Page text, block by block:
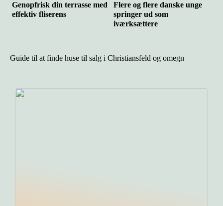
Genopfrisk din terrasse med
effektiv fliserens
Flere og flere danske unge
springer ud som
iværksættere
Guide til at finde huse til salg i Christiansfeld og omegn